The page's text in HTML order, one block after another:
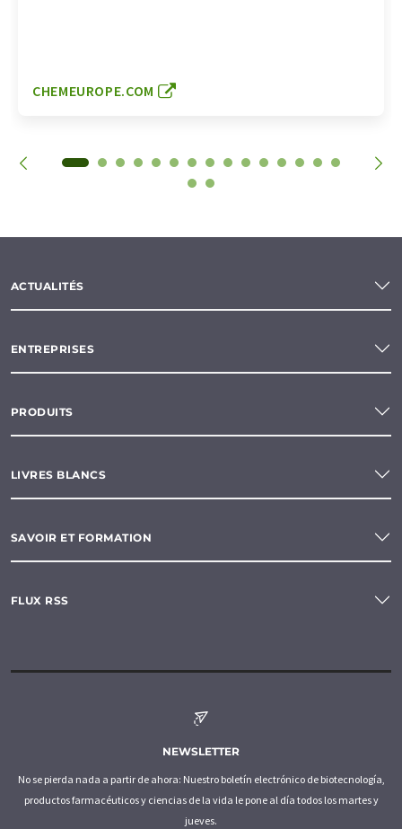
CHEMEUROPE.COM
ACTUALITÉS
ENTREPRISES
PRODUITS
LIVRES BLANCS
SAVOIR ET FORMATION
FLUX RSS
NEWSLETTER
No se pierda nada a partir de ahora: Nuestro boletín electrónico de biotecnología,
productos farmacéuticos y ciencias de la vida le pone al día todos los martes y
jueves.